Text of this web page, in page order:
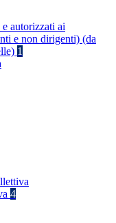
autorizzati ai
e non dirigenti) (da
1
4